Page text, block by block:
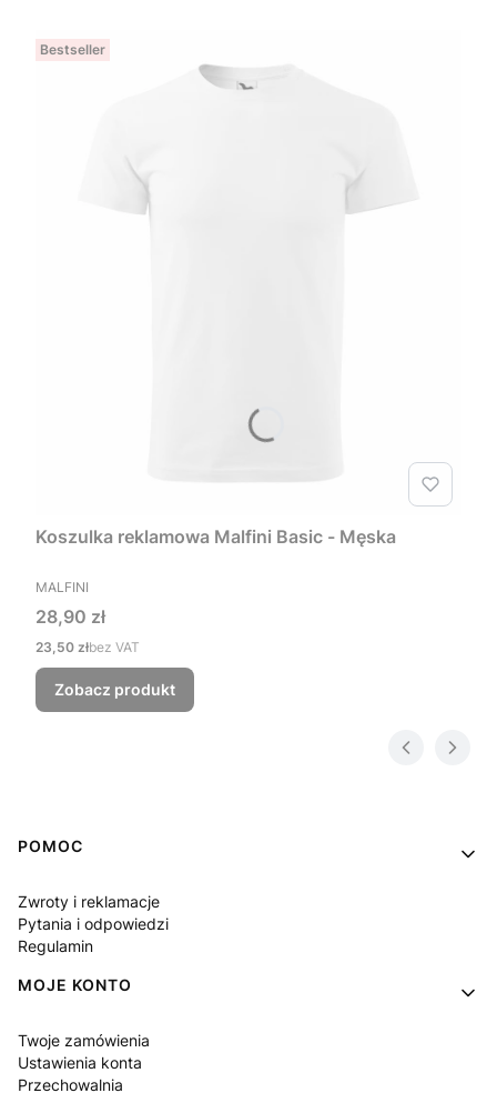
Bestseller
Koszulka reklamowa Malfini Basic - Męska
PRODUCENT
MALFINI
Cena
28,90 zł
Cena
23,50 złbez VAT
Zobacz produkt
Linki w stopce
POMOC
Zwroty i reklamacje
Pytania i odpowiedzi
Regulamin
MOJE KONTO
Twoje zamówienia
Ustawienia konta
Przechowalnia